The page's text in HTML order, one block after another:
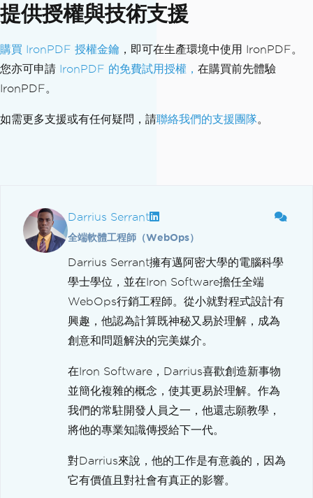
提供授權與技術支援
購買 IronPDF 授權金鑰 ，即可在生產環境中使用 IronPDF。
您亦可申請 IronPDF 的免費試用授權， 在購買前先體驗
IronPDF。
如需更多支援或有任何疑問，請聯絡我們的支援團隊。
Darrius Serrant
全端軟體工程師（WebOps）
Darrius Serrant擁有邁阿密大學的電腦科學
學士學位，並在Iron Software擔任全端
WebOps行銷工程師。從小就對程式設計有
興趣，他認為計算既神秘又易於理解，成為
創意和問題解決的完美媒介。
在Iron Software，Darrius喜歡創造新事物
並簡化複雜的概念，使其更易於理解。作為
我們的常駐開發人員之一，他還志願教學，
將他的專業知識傳授給下一代。
對Darrius來說，他的工作是有意義的，因為
它有價值且對社會有真正的影響。